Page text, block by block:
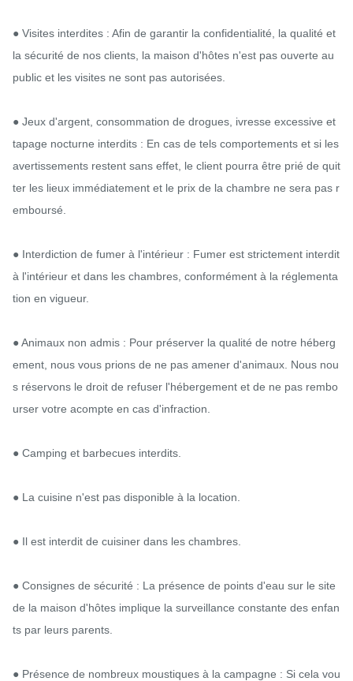
● Visites interdites : Afin de garantir la confidentialité, la qualité et
la sécurité de nos clients, la maison d'hôtes n'est pas ouverte au
public et les visites ne sont pas autorisées.
● Jeux d'argent, consommation de drogues, ivresse excessive et
tapage nocturne interdits : En cas de tels comportements et si les
avertissements restent sans effet, le client pourra être prié de quit
ter les lieux immédiatement et le prix de la chambre ne sera pas r
emboursé.
● Interdiction de fumer à l'intérieur : Fumer est strictement interdit
à l'intérieur et dans les chambres, conformément à la réglementa
tion en vigueur.
● Animaux non admis : Pour préserver la qualité de notre héberg
ement, nous vous prions de ne pas amener d'animaux. Nous nou
s réservons le droit de refuser l'hébergement et de ne pas rembo
urser votre acompte en cas d'infraction.
● Camping et barbecues interdits.
● La cuisine n'est pas disponible à la location.
● Il est interdit de cuisiner dans les chambres.
● Consignes de sécurité : La présence de points d'eau sur le site
de la maison d'hôtes implique la surveillance constante des enfan
ts par leurs parents.
● Présence de nombreux moustiques à la campagne : Si cela vou